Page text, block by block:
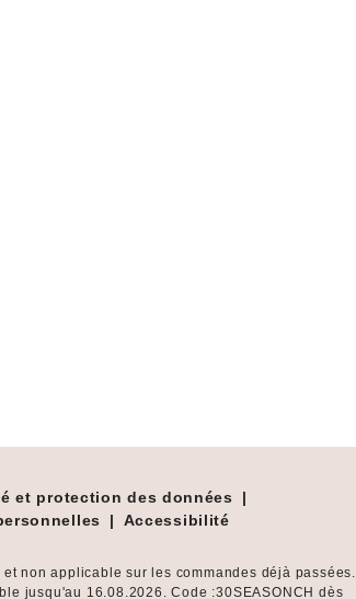
et protection des données
|
| Accessibilité
non applicable sur les commandes déjà passées.
jusqu'au 16.08.2026. Code :30SEASONCH dès